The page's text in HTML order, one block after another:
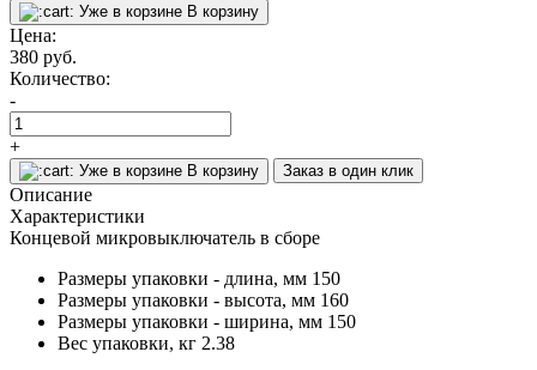
Уже в корзине В корзину
Цена:
380 руб.
Количество:
-
+
Уже в корзине В корзину Заказ в один клик
Описание
Характеристики
Концевой микровыключатель в сборе
Размеры упаковки - длина, мм 150
Размеры упаковки - высота, мм 160
Размеры упаковки - ширина, мм 150
Вес упаковки, кг 2.38